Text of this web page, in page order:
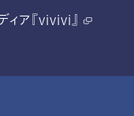
ィア『vivivi』